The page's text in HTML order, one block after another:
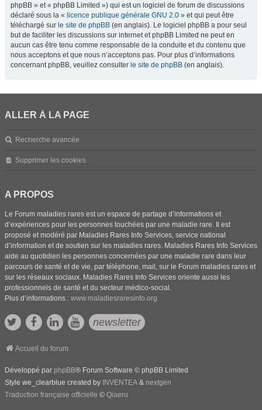
phpBB » et « phpBB Limited ») qui est un logiciel de forum de discussions
déclaré sous la « licence publique générale GNU 2.0 » et qui peut être
téléchargé sur le site de phpBB (en anglais). Le logiciel phpBB a pour seul
but de faciliter les discussions sur internet et phpBB Limited ne peut en
aucun cas être tenu comme responsable de la conduite et du contenu que
nous acceptons et que nous n’acceptons pas. Pour plus d’informations
concernant phpBB, veuillez consulter le site de phpBB (en anglais).
ALLER À LA PAGE
Recherche avancée
Supprimer les cookies
A PROPOS
Le Forum maladies rares est un espace de partage d’informations et
d’expériences pour les personnes touchées par une maladie rare. Il est
proposé et modéré par Maladies Rares Info Services, service national
d’information et de soutien sur les maladies rares. Maladies Rares Info Services
aide au quotidien les personnes concernées par une maladie rare dans leur
parcours de santé et de vie, par téléphone, mail, sur le Forum maladies rares et
sur les réseaux sociaux. Maladies Rares Info Services oriente aussi les
professionnels de santé et du secteur médico-social.
Plus d’informations : www.maladiesraresinfo.org
newsletter
Accueil du forum
Développé par phpBB® Forum Software © phpBB Limited
Style we_clearblue created by INVENTEA & nextgen
Traduction française officielle © Qiaeru